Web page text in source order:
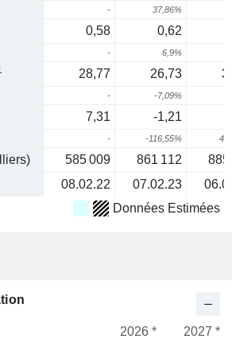
- 37,86%
0,58 0,62
- 6,9%
28,77 26,73
- -7,09%
7,31 -1,21
- -116,55%
585 009 861 112
885
08.02.22 07.02.23
Données Estimées
2026 *
2027 *